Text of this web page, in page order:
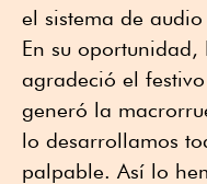
el sistema de
En su oportunidad,
agradeció el
generó la
lo desarrollamos
palpable. Así lo